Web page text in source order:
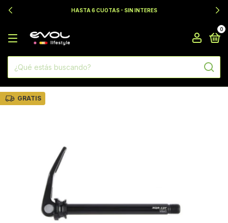
HASTA 6 CUOTAS - SIN INTERES
0
GRATIS